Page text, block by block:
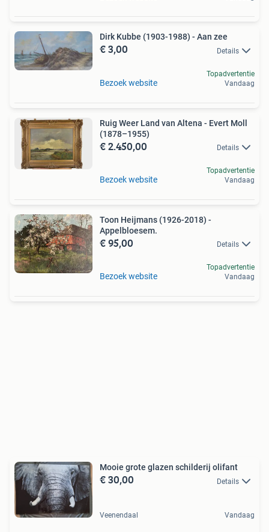
Dirk Kubbe (1903-1988) - Aan zee
€ 3,00 Details
Bezoek website
Topadvertentie
Vandaag
Ruig Weer Land van Altena - Evert Moll
(1878–1955)
€ 2.450,00 Details
Bezoek website
Topadvertentie
Vandaag
Toon Heijmans (1926-2018) -
Appelbloesem.
€ 95,00 Details
Bezoek website
Topadvertentie
Vandaag
Mooie grote glazen schilderij olifant
€ 30,00 Details
Veenendaal Vandaag